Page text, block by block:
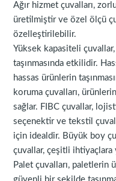
Ağır hizmet çuvalları,
üretilmiştir ve özel ölçü
özelleştirilebilir.
Yüksek kapasiteli
taşınmasında etkilidir.
hassas ürünlerin
koruma çuvalları,
sağlar. FIBC çuvallar,
seçenektir ve tekstil
için idealdir. Büyük boy
çuvallar, çeşitli
Palet çuvalları, paletlerin